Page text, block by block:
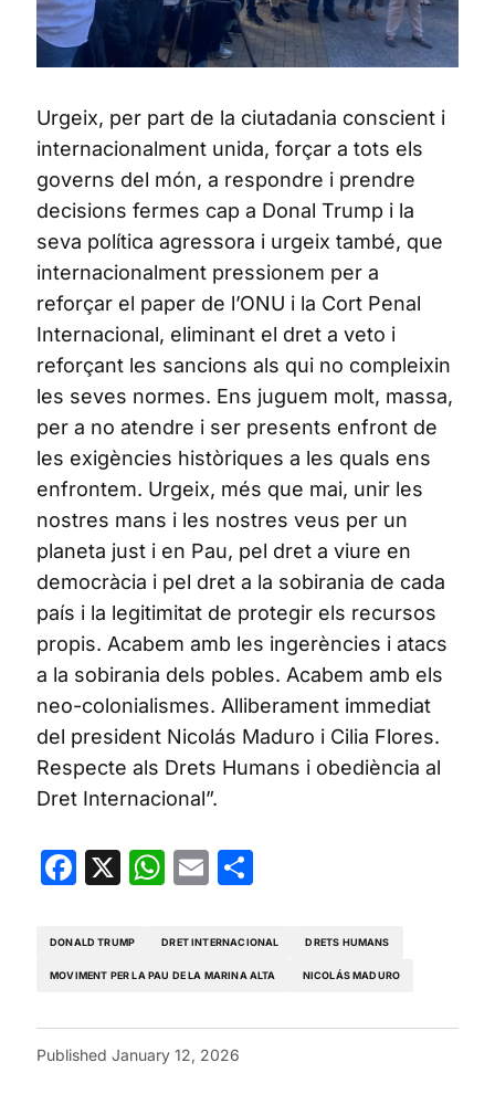
Urgeix, per part de la ciutadania conscient i
internacionalment unida, forçar a tots els
governs del món, a respondre i prendre
decisions fermes cap a Donal Trump i la
seva política agressora i urgeix també, que
internacionalment pressionem per a
reforçar el paper de l’ONU i la Cort Penal
Internacional, eliminant el dret a veto i
reforçant les sancions als qui no compleixin
les seves normes. Ens juguem molt, massa,
per a no atendre i ser presents enfront de
les exigències històriques a les quals ens
enfrontem. Urgeix, més que mai, unir les
nostres mans i les nostres veus per un
planeta just i en Pau, pel dret a viure en
democràcia i pel dret a la sobirania de cada
país i la legitimitat de protegir els recursos
propis. Acabem amb les ingerències i atacs
a la sobirania dels pobles. Acabem amb els
neo-colonialismes. Alliberament immediat
del president Nicolás Maduro i Cilia Flores.
Respecte als Drets Humans i obediència al
Dret Internacional”.
Facebook
X WhatsApp
Email
DONALD TRUMP DRET INTERNACIONAL DRETS HUMANS
MOVIMENT PER LA PAU DE LA MARINA ALTA NICOLÁS MADURO
Published January 12, 2026